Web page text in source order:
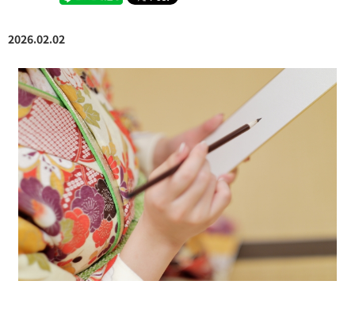
2026.02.02